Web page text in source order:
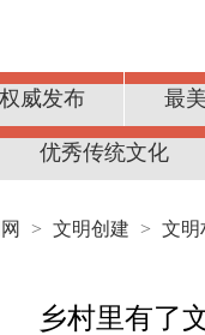
权威发布 最
优秀传统文化
> 文明创建 > 文明
乡村里有了